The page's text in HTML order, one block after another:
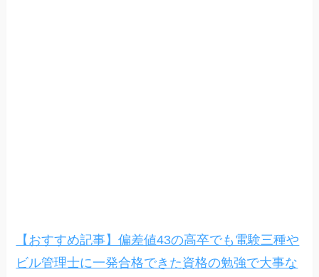
【おすすめ記事】偏差値43の高卒でも電験三種や
ビル管理士に一発合格できた資格の勉強で大事な